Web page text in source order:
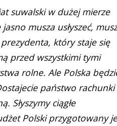
suwalski w dużej mierze
musza usłyszeć,
który staje się
przed wszystkimi tymi
rolne. Ale Polska
państwo rachunki
Słyszymy ciągłe
Polski przygotowany